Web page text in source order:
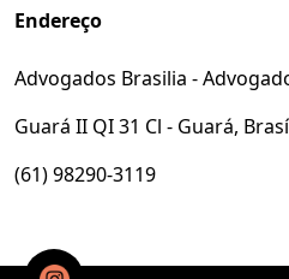
Endereço
Advogados Brasilia -
Guará II QI 31 Cl - Guará,
(61) 98290-3119